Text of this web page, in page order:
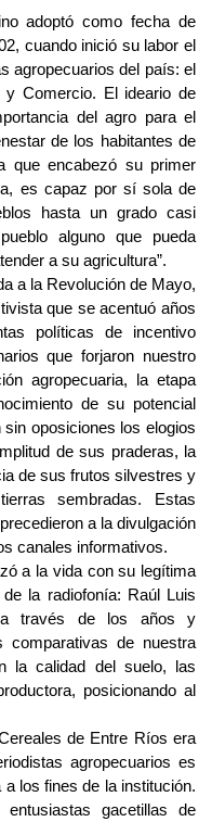
adoptó como fecha de
cuando inició su labor el
agropecuarios del país: el
y Comercio. El ideario de
del agro para el
de los habitantes de
encabezó su primer
es capaz por sí sola de
hasta un grado casi
alguno que pueda
a su agricultura”.
a la Revolución de Mayo,
que se acentuó años
políticas de incentivo
que forjaron nuestro
agropecuaria, la etapa
de su potencial
oposiciones los elogios
de sus praderas, la
de sus frutos silvestres y
sembradas. Estas
a la divulgación
canales informativos.
a la vida con su legítima
la radiofonía: Raúl Luis
a través de los años y
comparativas de nuestra
la calidad del suelo, las
posicionando al
de Entre Ríos era
agropecuarios es
los fines de la institución.
gacetillas de